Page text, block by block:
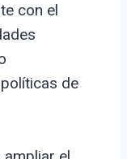
con el
de